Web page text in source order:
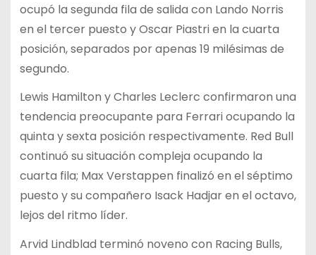
ocupó la segunda fila de salida con Lando Norris
en el tercer puesto y Oscar Piastri en la cuarta
posición, separados por apenas 19 milésimas de
segundo.
Lewis Hamilton y Charles Leclerc confirmaron una
tendencia preocupante para Ferrari ocupando la
quinta y sexta posición respectivamente. Red Bull
continuó su situación compleja ocupando la
cuarta fila; Max Verstappen finalizó en el séptimo
puesto y su compañero Isack Hadjar en el octavo,
lejos del ritmo líder.
Arvid Lindblad terminó noveno con Racing Bulls,